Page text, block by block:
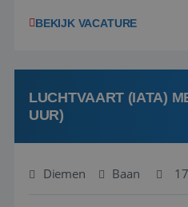
het samenstellen en
deze onderdelen zijn nu
BEKIJK VACATURE
LUCHTVAART (IATA)
UUR)
Diemen Baan